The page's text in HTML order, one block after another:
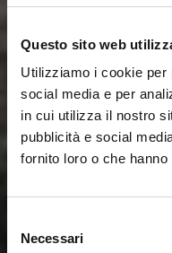
Questo sito web
Utilizziamo i cookie per
social media e per
in cui utilizza il nostro
pubblicità e social
fornito loro o che
delNecessari